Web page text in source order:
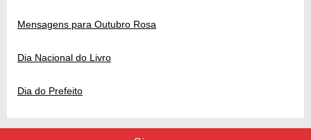
Mensagens para Outubro Rosa
Dia Nacional do Livro
Dia do Prefeito